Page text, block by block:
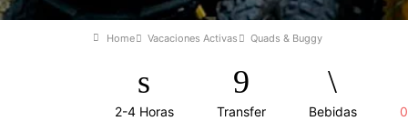
Home Vacaciones Activas Quads & Buggy
2-4 Horas Transfer Bebidas 0